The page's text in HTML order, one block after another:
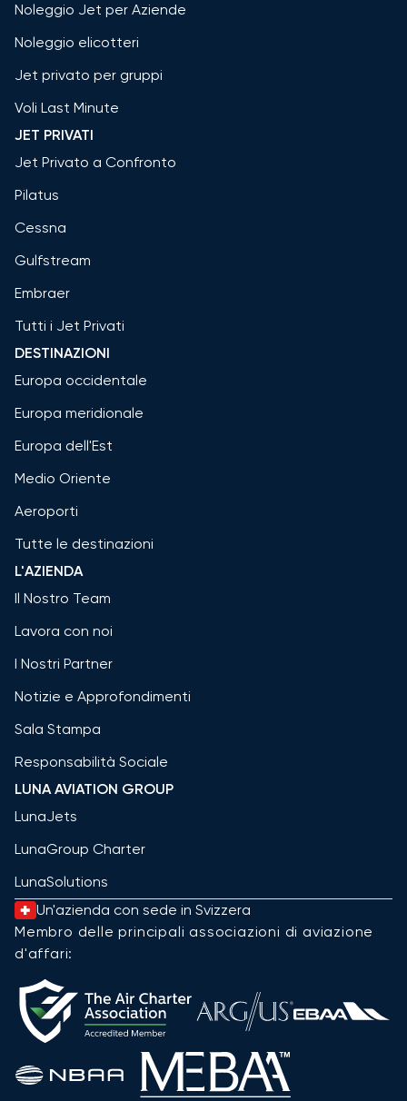
Noleggio Jet per Aziende
Noleggio elicotteri
Jet privato per gruppi
Voli Last Minute
JET PRIVATI
Jet Privato a Confronto
Pilatus
Cessna
Gulfstream
Embraer
Tutti i Jet Privati
DESTINAZIONI
Europa occidentale
Europa meridionale
Europa dell'Est
Medio Oriente
Aeroporti
Tutte le destinazioni
L'AZIENDA
Il Nostro Team
Lavora con noi
I Nostri Partner
Notizie e Approfondimenti
Sala Stampa
Responsabilità Sociale
LUNA AVIATION GROUP
LunaJets
LunaGroup Charter
LunaSolutions
Un'azienda con sede in Svizzera
Membro delle principali associazioni di aviazione
d'affari: